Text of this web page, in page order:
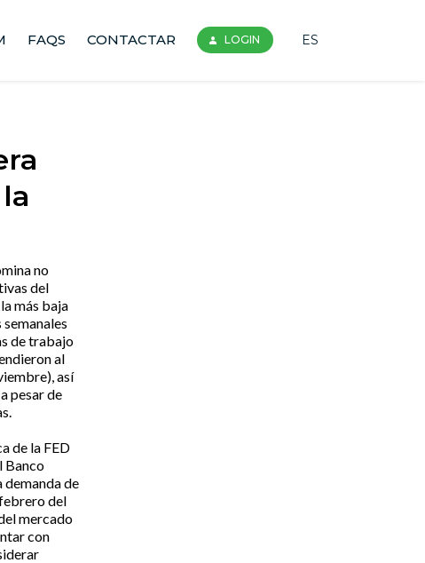
FAQS CONTACTAR LOGIN ES
no
del
más baja
de trabajo
al
así
pesar de
de la FED
Banco
de
del
mercado
con